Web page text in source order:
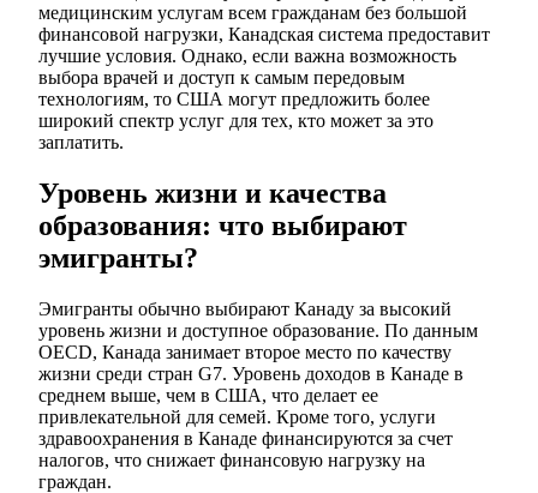
медицинским услугам всем гражданам без большой
финансовой нагрузки, Канадская система предоставит
лучшие условия. Однако, если важна возможность
выбора врачей и доступ к самым передовым
технологиям, то США могут предложить более
широкий спектр услуг для тех, кто может за это
заплатить.
Уровень жизни и качества
образования: что выбирают
эмигранты?
Эмигранты обычно выбирают Канаду за высокий
уровень жизни и доступное образование. По данным
OECD, Канада занимает второе место по качеству
жизни среди стран G7. Уровень доходов в Канаде в
среднем выше, чем в США, что делает ее
привлекательной для семей. Кроме того, услуги
здравоохранения в Канаде финансируются за счет
налогов, что снижает финансовую нагрузку на
граждан.